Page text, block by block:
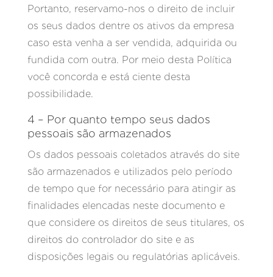
Portanto, reservamo-nos o direito de incluir
os seus dados dentre os ativos da empresa
caso esta venha a ser vendida, adquirida ou
fundida com outra. Por meio desta Política
você concorda e está ciente desta
possibilidade.
4 – Por quanto tempo seus dados
pessoais são armazenados
Os dados pessoais coletados através do site
são armazenados e utilizados pelo período
de tempo que for necessário para atingir as
finalidades elencadas neste documento e
que considere os direitos de seus titulares, os
direitos do controlador do site e as
disposições legais ou regulatórias aplicáveis.